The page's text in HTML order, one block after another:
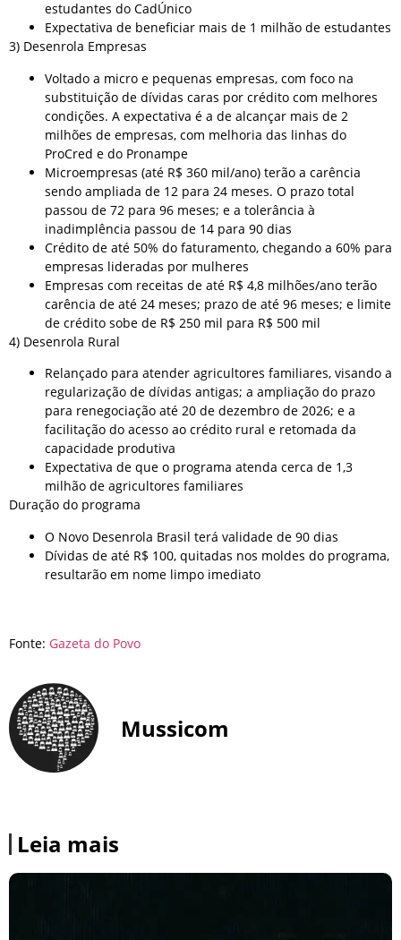
estudantes do CadÚnico
Expectativa de beneficiar mais de 1 milhão de estudantes
3) Desenrola Empresas
Voltado a micro e pequenas empresas, com foco na
substituição de dívidas caras por crédito com melhores
condições. A expectativa é a de alcançar mais de 2
milhões de empresas, com melhoria das linhas do
ProCred e do Pronampe
Microempresas (até R$ 360 mil/ano) terão a carência
sendo ampliada de 12 para 24 meses. O prazo total
passou de 72 para 96 meses; e a tolerância à
inadimplência passou de 14 para 90 dias
Crédito de até 50% do faturamento, chegando a 60% para
empresas lideradas por mulheres
Empresas com receitas de até R$ 4,8 milhões/ano terão
carência de até 24 meses; prazo de até 96 meses; e limite
de crédito sobe de R$ 250 mil para R$ 500 mil
4) Desenrola Rural
Relançado para atender agricultores familiares, visando a
regularização de dívidas antigas; a ampliação do prazo
para renegociação até 20 de dezembro de 2026; e a
facilitação do acesso ao crédito rural e retomada da
capacidade produtiva
Expectativa de que o programa atenda cerca de 1,3
milhão de agricultores familiares
Duração do programa
O Novo Desenrola Brasil terá validade de 90 dias
Dívidas de até R$ 100, quitadas nos moldes do programa,
resultarão em nome limpo imediato
Fonte: Gazeta do Povo
Mussicom
Leia mais